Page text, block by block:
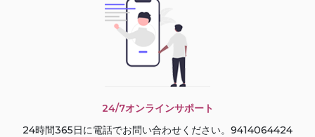
24/7オンラインサポート
24時間365日に電話でお問い合わせください。9414064424